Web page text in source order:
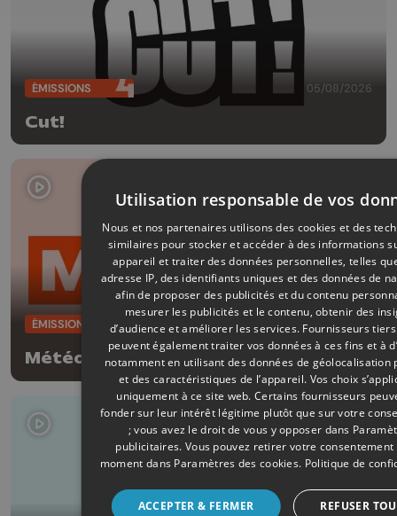
ÉMISSIONS 05/08/2026
Cut!
ÉMISSIONS 05/08/2026
Météo Soir - 05/08/2026
Utilisation responsable de vos
Nous et nos partenaires utilisons des cookies et des
similaires pour stocker et accéder à des informations
appareil et traiter des données personnelles, telles
adresse IP, des identifiants uniques et des données de
afin de proposer des publicités et du contenu
mesurer les publicités et le contenu, obtenir des
d’audience et améliorer les services. Fournisseurs
peuvent également traiter vos données à ces fins et à
notamment en utilisant des données de géolocalisation
et des caractéristiques de l’appareil. Vos choix
uniquement à ce site web. Certains fournisseurs
fonder sur leur intérêt légitime plutôt que sur votre
; vous avez le droit de vous y opposer dans
publicitaires. Vous pouvez retirer votre
moment dans Paramètres des cookies. Politique de
ACCEPTER & FERMER REFUSER